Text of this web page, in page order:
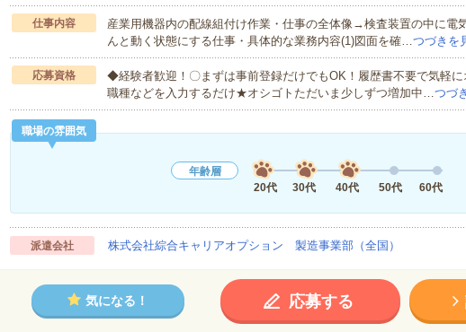
仕事内容
産業用機器内の配線組付け作業・仕事の全体像→検査装置の中に電
んと動く状態にする仕事・具体的な業務内容(1)図面を確…つづきを
応募資格
◆経験者歓迎！〇まずは事前登録だけでもOK！履歴書不要で気軽
職種などを入力するだけ★オシゴトただいま少しずつ増加中…つづ
職場の雰囲気
年齢層
20代
30代 40代 50代 60代
派遣会社 株式会社綜合キャリアオプション 製造事業部（全国）
気になる！ 応募する